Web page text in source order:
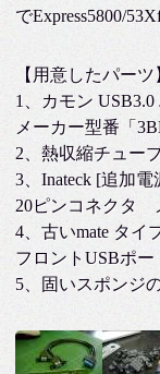
でExpress5800/
【用意したパーツ
1、カモン
メーカー型番「
2、熱収縮チュー
3、Inateck [追加
20ピンコネクタ
4、古いmate タイ
フロントUSBポ
5、固いスポンジ